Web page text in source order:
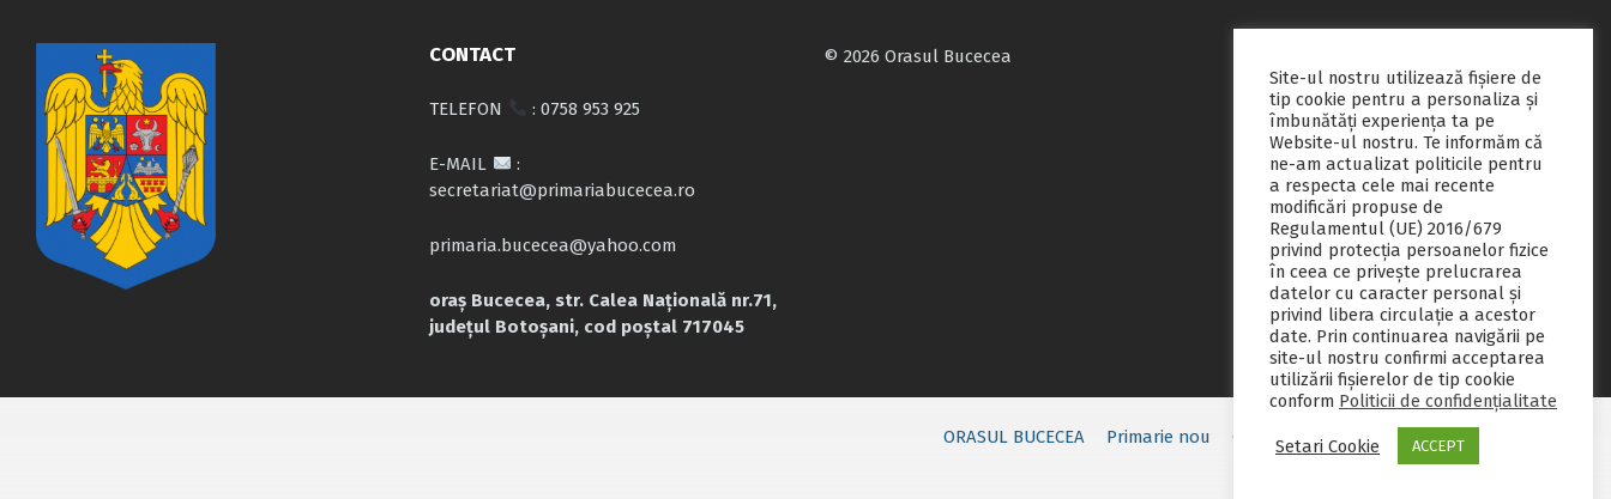
CONTACT
TELEFON : 0758 953 925
E-MAIL
:
secretariat@primariabucecea.ro
primaria.bucecea@yahoo.com
oraș Bucecea, str. Calea Națională nr.71,
județul Botoșani, cod poștal 717045
© 2026 Orasul Bucecea
ORASUL BUCECEA Primarie nou Consiliul local Servicii publice
Monitorul oficial local
Site-ul nostru utilizează fişiere de
tip cookie pentru a personaliza și
îmbunătăți experiența ta pe
Website-ul nostru. Te informăm că
ne-am actualizat politicile pentru
a respecta cele mai recente
modificări propuse de
Regulamentul (UE) 2016/679
privind protecția persoanelor fizice
în ceea ce privește prelucrarea
datelor cu caracter personal și
privind libera circulație a acestor
date. Prin continuarea navigării pe
site-ul nostru confirmi acceptarea
utilizării fişierelor de tip cookie
conform Politicii de confidențialitate
Setari Cookie ACCEPT